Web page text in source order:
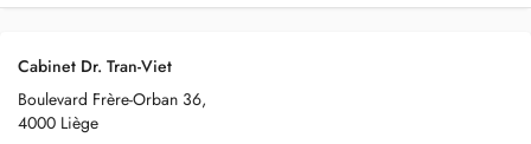
Cabinet Dr. Tran-Viet
Boulevard Frère-Orban 36,
4000 Liège